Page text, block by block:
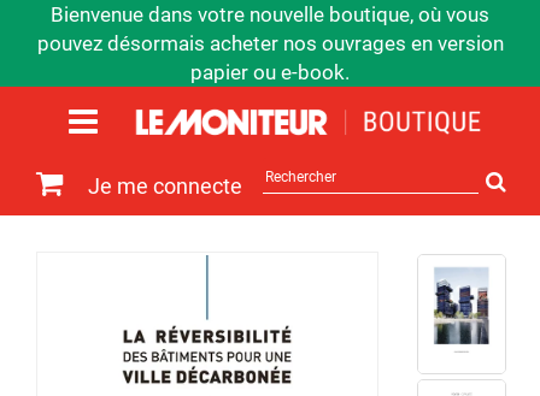
Bienvenue dans votre nouvelle boutique, où vous
pouvez désormais acheter nos ouvrages en version
papier ou e-book.
Je me connecte
sur
le